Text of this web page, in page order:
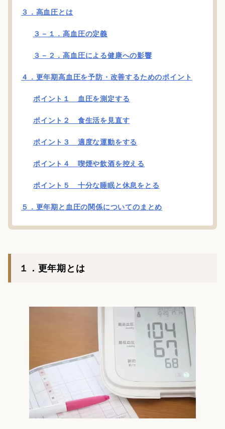
３．高血圧とは
３－１．高血圧の定義
３－２．高血圧による健康への影響
４．更年期高血圧を予防・改善するためのポイント
ポイント１ 血圧を測定する
ポイント２ 食生活を見直す
ポイント３ 適度な運動をする
ポイント４ 喫煙や飲酒を控える
ポイント５ 十分な睡眠と休息をとる
５．更年期と血圧の関係についてのまとめ
１．更年期とは